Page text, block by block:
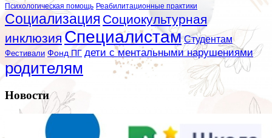
Психологическая помощь Реабилитационные практики
Социализация Социокультурная
инклюзия Специалистам Студентам
Фестивали Фонд ПГ дети с ментальными нарушениями
родителям
Новости